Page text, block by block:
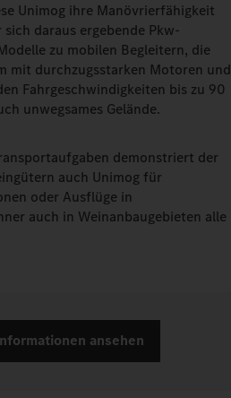
Unimog ihre Manövrierfähigkeit
daraus ergebende Pkw-
zu mobilen Begleitern, die
mit durchzugsstarken Motoren und
Fahrgeschwindigkeiten bis zu 90
unwegsames Gelände.
demonstriert der
auch Unimog für
oder Ausflüge in
auch in Weinanbaugebieten alle
ansehen